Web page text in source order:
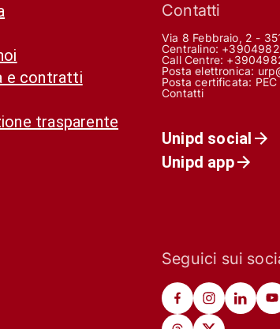
e contratti
trasparente
Contatti
Via 8 Febbraio, 2 -
Centralino:
Call Centre:
Posta elettronica:
Posta certificata:
Contatti
Unipd social
Unipd app
Seguici sui